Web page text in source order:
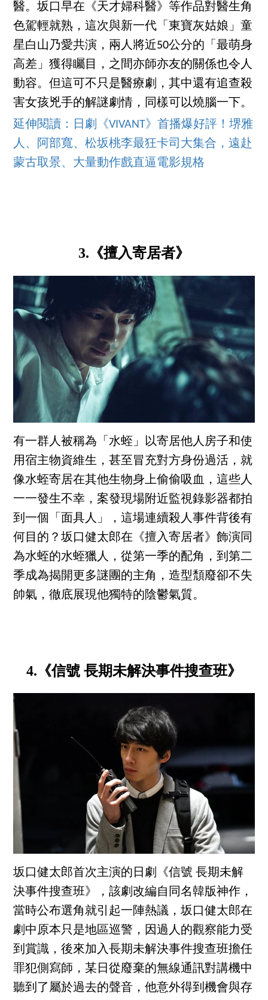
醫。坂口早在《天才婦科醫》等作品對醫生角
色駕輕就熟，這次與新一代「東寶灰姑娘」童
星白山乃愛共演，兩人將近50公分的「最萌身
高差」獲得矚目，之間亦師亦友的關係也令人
動容。但這可不只是醫療劇，其中還有追查殺
害女孩兇手的解謎劇情，同樣可以燒腦一下。
延伸閱讀：日劇《VIVANT》首播爆好評！堺雅
人、阿部寬、松坂桃李最狂卡司大集合，遠赴
蒙古取景、大量動作戲直逼電影規格
3.《擅入寄居者》
有一群人被稱為「水蛭」以寄居他人房子和使
用宿主物資維生，甚至冒充對方身份過活，就
像水蛭寄居在其他生物身上偷偷吸血，這些人
一一發生不幸，案發現場附近監視錄影器都拍
到一個「面具人」，這場連續殺人事件背後有
何目的？坂口健太郎在《擅入寄居者》飾演同
為水蛭的水蛭獵人，從第一季的配角，到第二
季成為揭開更多謎團的主角，造型頹廢卻不失
帥氣，徹底展現他獨特的陰鬱氣質。
4.《信號 長期未解決事件搜查班》
坂口健太郎首次主演的日劇《信號 長期未解
決事件搜查班》，該劇改編自同名韓版神作，
當時公布選角就引起一陣熱議，坂口健太郎在
劇中原本只是地區巡警，因過人的觀察能力受
到賞識，後來加入長期未解決事件搜查班擔任
罪犯側寫師，某日從廢棄的無線通訊對講機中
聽到了屬於過去的聲音，他意外得到機會與存